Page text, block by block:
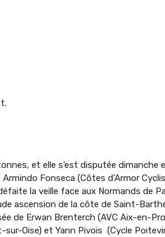
et elle s’est disputée dimanche
Fonseca (Côtes d’Armor
la veille face aux Normands de
ascension de la côte de Saint-
de Erwan Brenterch (AVC Aix-en-
Oise) et Yann Pivois (Cycle